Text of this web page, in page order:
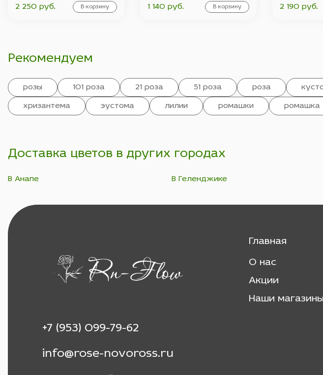
2 250 руб. В корзину 1 140 руб. В корзину 2 190 руб.
Рекомендуем
розы 101 роза 21 роза 51 роза роза
хризантема эустома лилии ромашки ромашка
Доставка цветов в других городах
В Анапе В Геленджике
+7 (953) 099-79-62
info@rose-novoross.ru
Главная
О нас
Акции
Наши магазины